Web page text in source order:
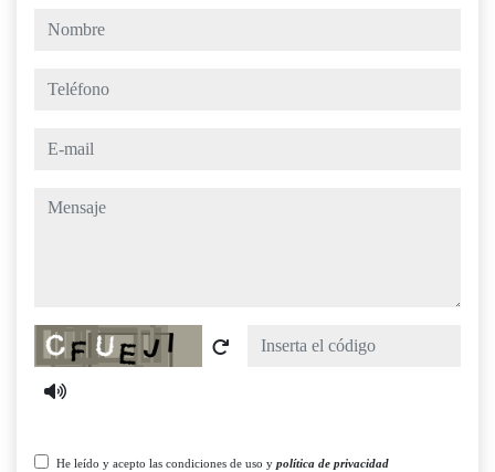
nombre
teléfono
e-mail
mensaje
Captcha
He leído y acepto las condiciones de uso y política de privacidad